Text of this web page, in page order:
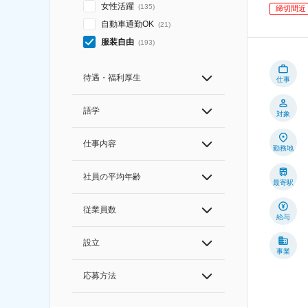
女性活躍 (135)
自動車通勤OK (21)
服装自由 (193)
待遇・福利厚生
語学
仕事内容
社員の平均年齢
従業員数
設立
応募方法
締切間近
仕事
対象
勤務地
最寄駅
給与
事業